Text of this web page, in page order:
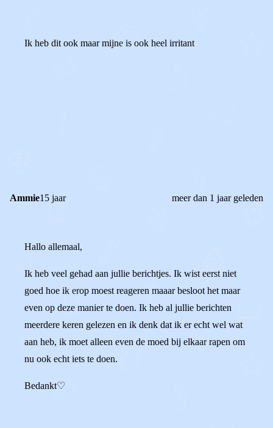
Ik heb dit ook maar mijne is ook heel irritant
Ammie15 jaar meer dan 1 jaar geleden
Hallo allemaal,
Ik heb veel gehad aan jullie berichtjes. Ik wist eerst niet
goed hoe ik erop moest reageren maaar besloot het maar
even op deze manier te doen. Ik heb al jullie berichten
meerdere keren gelezen en ik denk dat ik er echt wel wat
aan heb, ik moet alleen even de moed bij elkaar rapen om
nu ook echt iets te doen.
Bedankt♡